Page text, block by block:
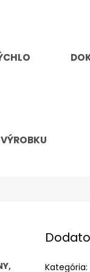
Kategória: